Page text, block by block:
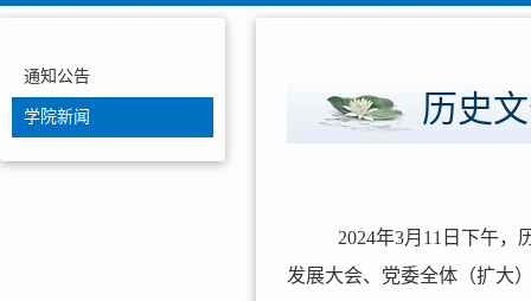
通知公告
学院新闻 历史
2024年3月11日下午
发展大会、党委全体（扩大